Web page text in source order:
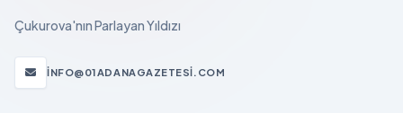
Çukurova'nın Parlayan Yıldızı
INFO@01ADANAGAZETESI.COM